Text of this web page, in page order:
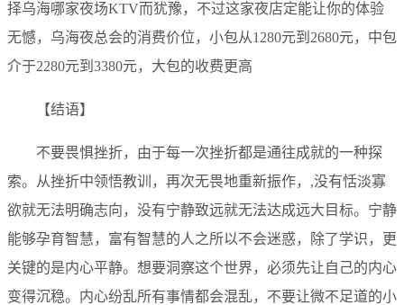
择乌海哪家夜场KTV而犹豫，不过这家夜店定能让你的体验
无憾，乌海夜总会的消费价位，小包从1280元到2680元，中包
介于2280元到3380元，大包的收费更高
【结语】
不要畏惧挫折，由于每一次挫折都是通往成就的一种探
索。从挫折中领悟教训，再次无畏地重新振作，,没有恬淡寡
欲就无法明确志向，没有宁静致远就无法达成远大目标。宁静
能够孕育智慧，富有智慧的人之所以不会迷惑，除了学识，更
关键的是内心平静。想要洞察这个世界，必须先让自己的内心
变得沉稳。内心纷乱所有事情都会混乱，不要让微不足道的小